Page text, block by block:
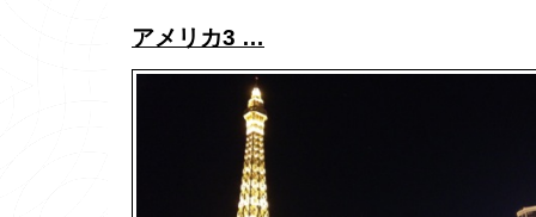
アメリカ3 …